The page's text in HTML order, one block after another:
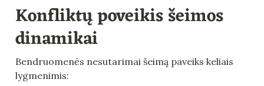
Konfliktų poveikis šeimos
dinamikai
Bendruomenės nesutarimai šeimą paveiks keliais
lygmenimis: